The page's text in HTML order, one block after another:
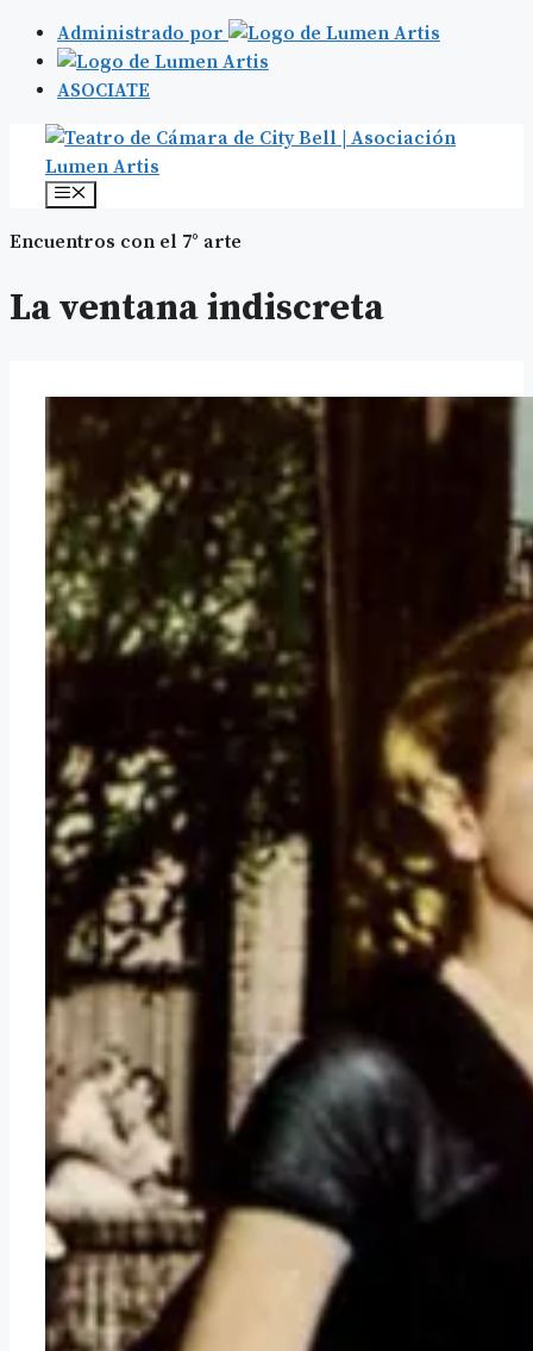
Administrado por
ASOCIATE
Saltar
contenidoMenú
Encuentros con el 7° arte
La ventana indiscreta